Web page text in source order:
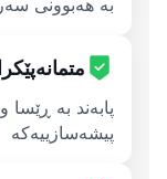
بە هەبوونی سەروو 300000 ڕاژەخواز لە
پابەند بە ڕێسا
پیشەسازییەکە